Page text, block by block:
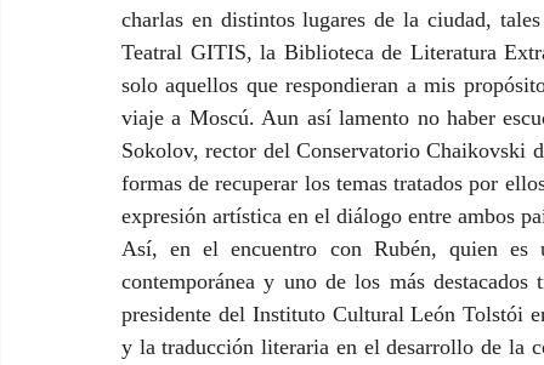
charlas en distintos lugares de la ciudad,
Teatral GITIS, la Biblioteca de Literatura
solo aquellos que respondieran a mis
viaje a Moscú. Aun así lamento no haber
Sokolov, rector del Conservatorio Chaikovski
formas de recuperar los temas tratados por
expresión artística en el diálogo entre ambos
Así, en el encuentro con Rubén, quien es
contemporánea y uno de los más
presidente del Instituto Cultural León Tolstói
y la traducción literaria en el desarrollo de la